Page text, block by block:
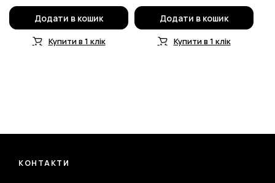
Додати в кошик
Купити в 1 клік
Додати в кошик
Купити в 1 клік
КОНТАКТИ